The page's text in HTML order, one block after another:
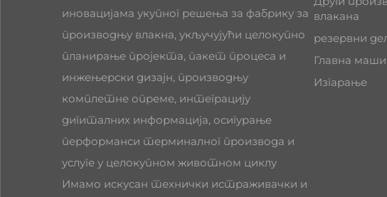
иновацијама укупног решења за фабрику за
производњу влакна, укључујући целокупно
планирање пројекта, пакет процеса и
инжењерски дизајн, производњу
комплетне опреме, интеграцију
дигиталних информација, осигурање
перформанси терминалног производа и
услуге у целокупном животном циклу
Имамо искусан технички истраживачки и
влакана
резервни
Главна
Изгарање